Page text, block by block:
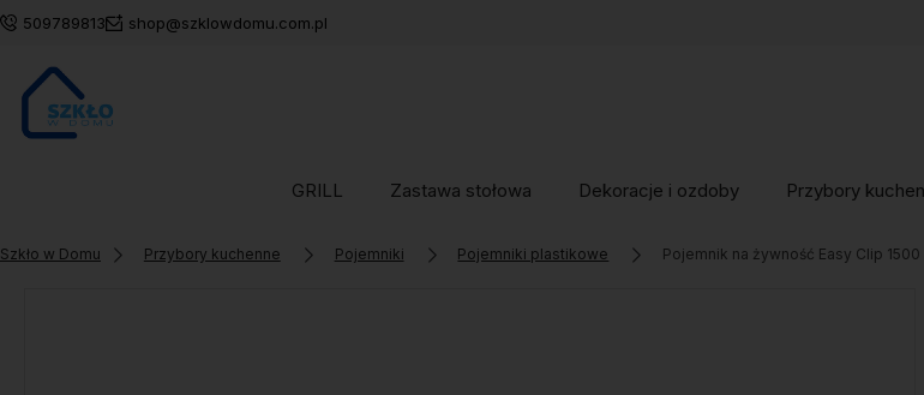
509789813 shop@szklowdomu.com.pl
GRILL Zastawa stołowa Dekoracje i ozdoby Przybory
Szkło w Domu Przybory kuchenne Pojemniki Pojemniki plastikowe Pojemnik na żywność Easy Clip